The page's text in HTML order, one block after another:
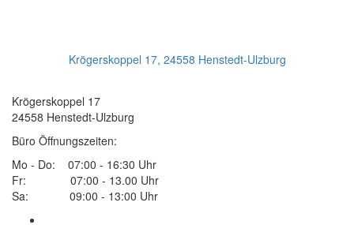
Krögerskoppel 17, 24558 Henstedt-Ulzburg
Krögerskoppel 17
24558 Henstedt-Ulzburg
Büro Öffnungszeiten:
Mo - Do: 07:00 - 16:30 Uhr
Fr: 07:00 - 13.00 Uhr
Sa: 09:00 - 13:00 Uhr